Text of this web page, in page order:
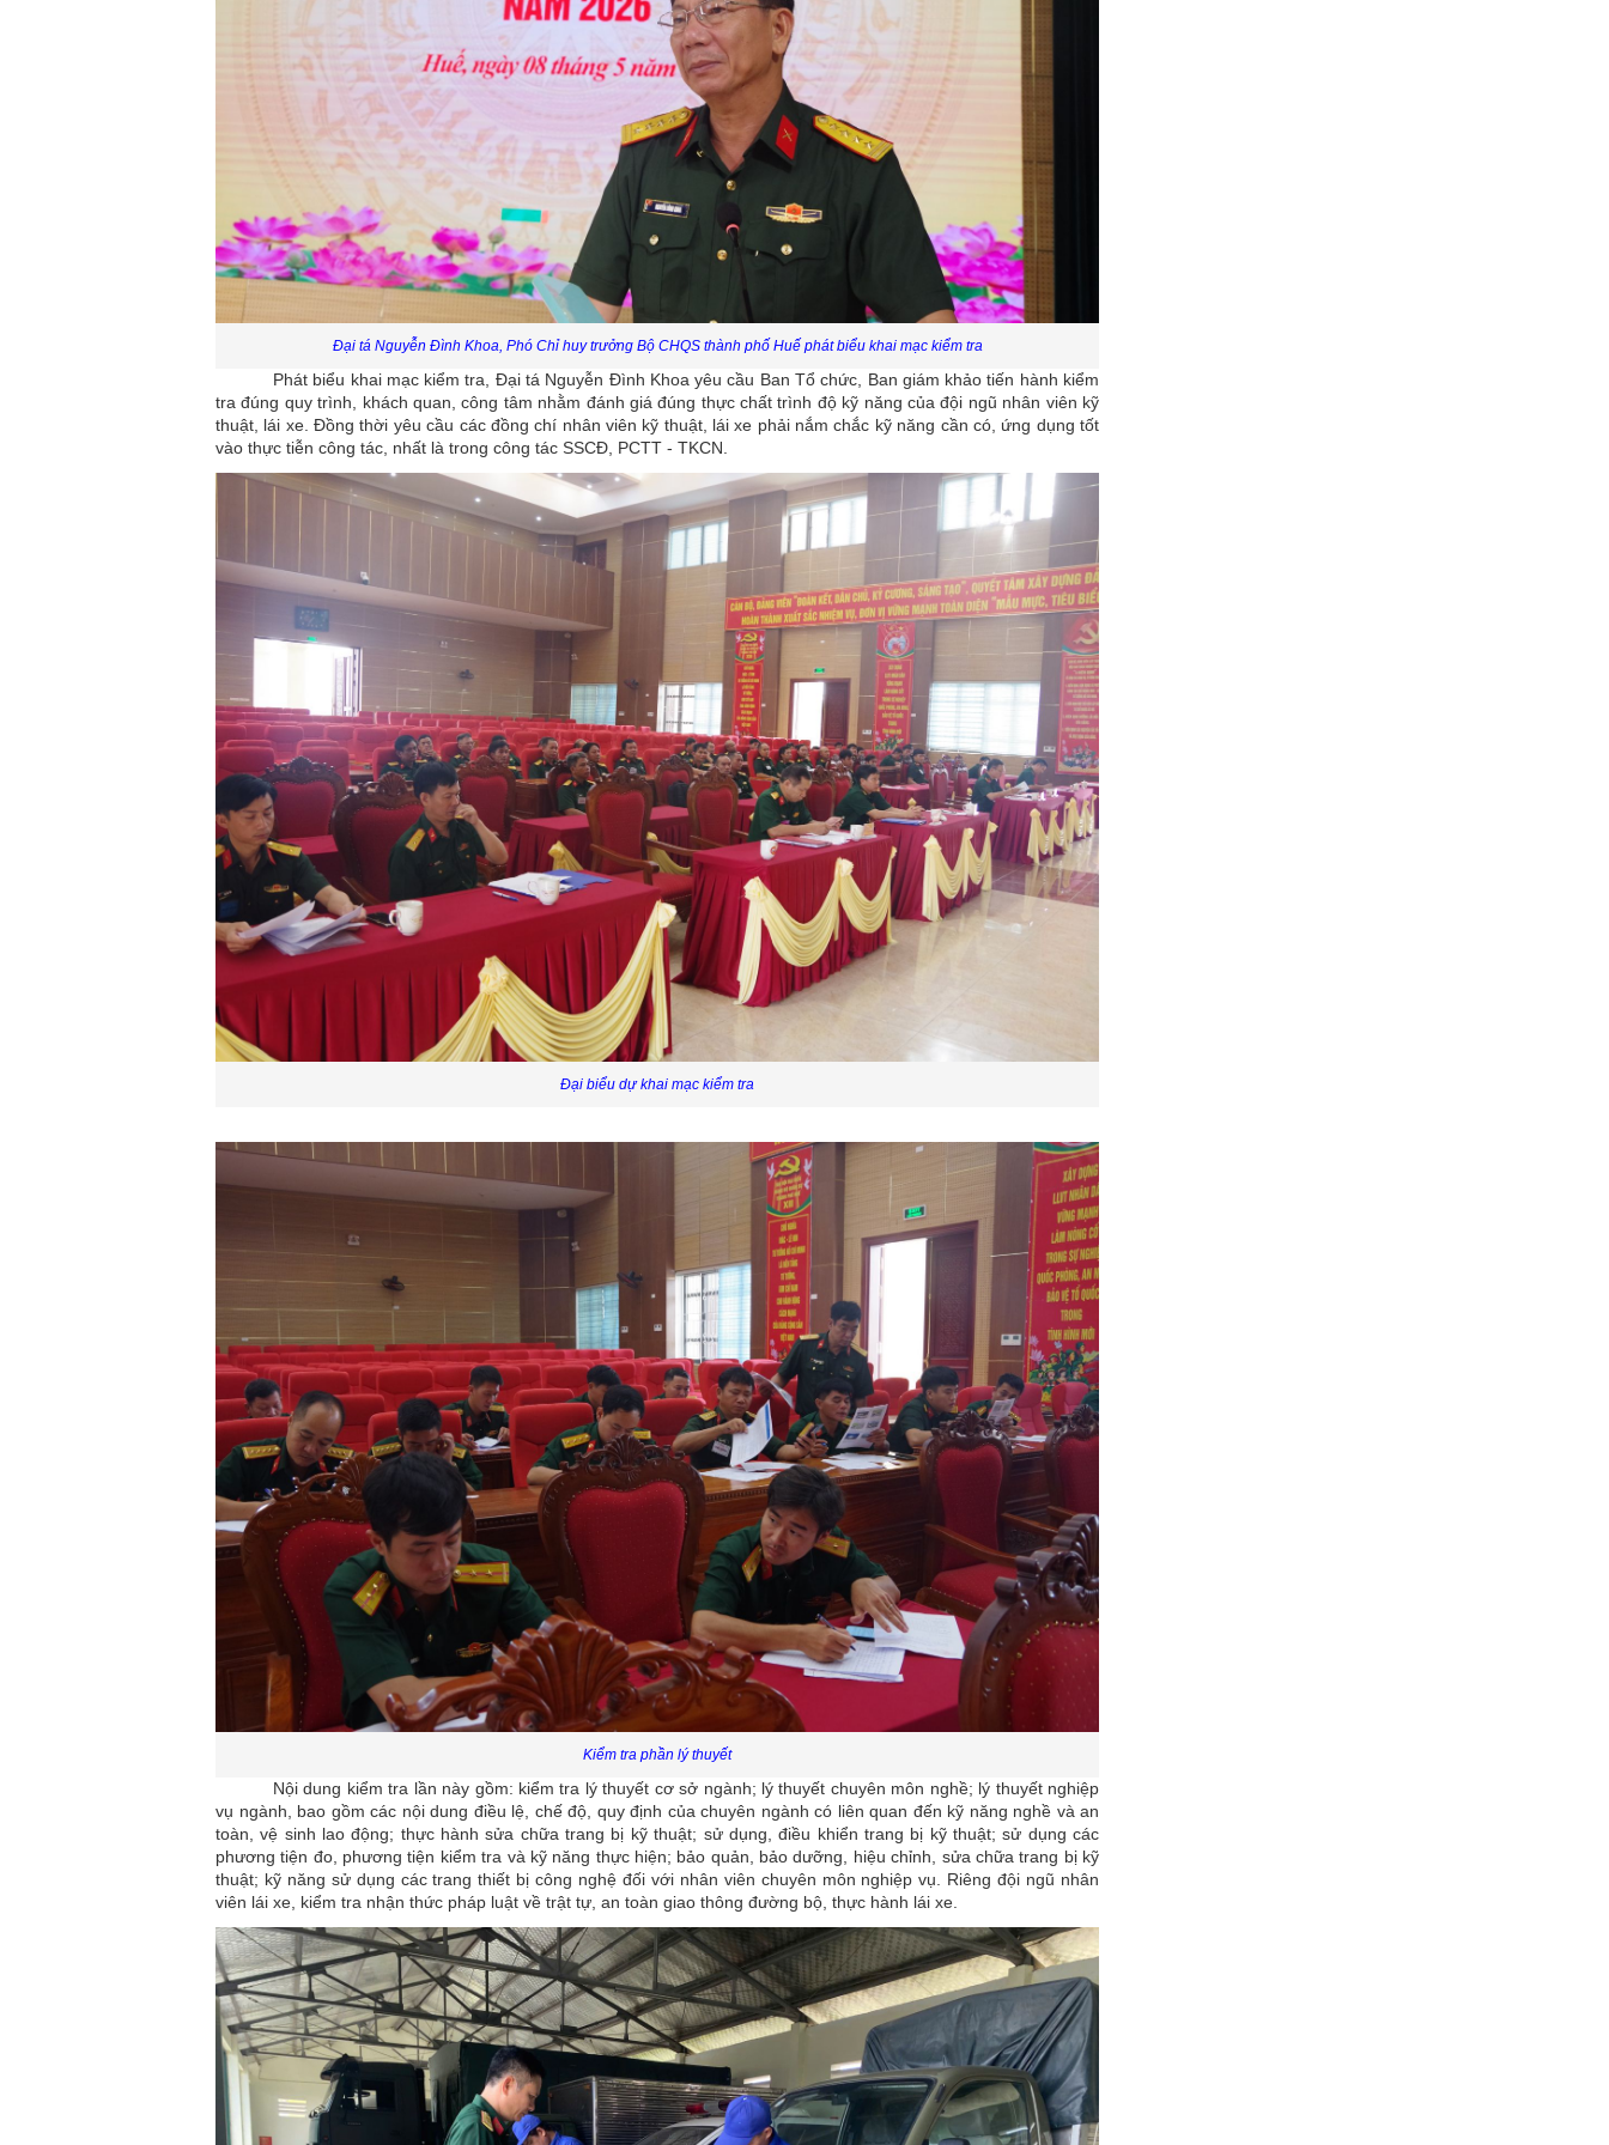
Đại tá Nguyễn Đình Khoa, Phó Chỉ huy trưởng Bộ CHQS thành phố Huếphát biểu khai mạc kiểm tra
Phát biểu khai mạc kiểm tra, Đại tá Nguyễn Đình Khoa yêu cầu Ban Tổ chức, Ban giám khảo tiến hành kiểm
tra đúng quy trình, khách quan, công tâm nhằm đánh giá đúng thực chất trình độ kỹ năng của đội ngũ nhân viên kỹ
thuật, lái xe. Đồng thời yêu cầu các đồng chí nhân viên kỹ thuật, lái xe phải nắm chắc kỹ năng cần có, ứng dụng tốt
vào thực tiễn công tác, nhất là trong công tác SSCĐ, PCTT - TKCN.
Đại biểu dự khai mạc kiểm tra
Kiểm tra phần lý thuyết
Nội dung kiểm tra lần này gồm: kiểm tra lý thuyết cơ sở ngành; lý thuyết chuyên môn nghề; lý thuyết nghiệp
vụ ngành, bao gồm các nội dung điều lệ, chế độ, quy định của chuyên ngành có liên quan đến kỹ năng nghề và an
toàn , vệ sinh lao động; thực hành sửa chữa trang bị kỹ thuật; sử dụng, điều khiển trang bị kỹ thuật; sử dụng các
phương tiện đo, phươngtiện kiểm tra và kỹ năng thực hiện; bảo quản, bảo dưỡng, hiệu chỉnh, sửa chữa trang bị kỹ
thuật; kỹ năng sử dụng các trang thiết bị công nghệ đối với nhân viên chuyên môn nghiệp vụ. Riêng đội ngũ nhân
viên lái xe, kiểm tra nhận thức pháp luật về trật tự, an toàn giao thông đường bộ, thực hành lái xe.